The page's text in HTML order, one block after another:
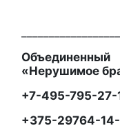
«Нерушимое
+7-495-795-27-
+375-29764-14-